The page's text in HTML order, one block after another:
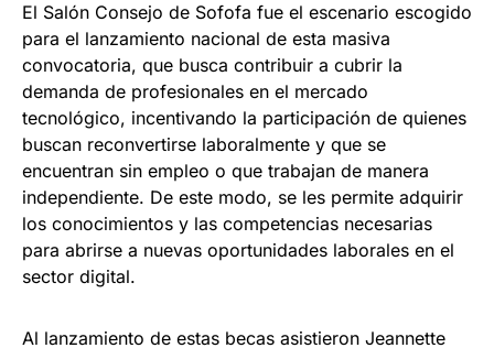
El Salón Consejo de Sofofa fue el escenario escogido
para el lanzamiento nacional de esta masiva
convocatoria, que busca contribuir a cubrir la
demanda de profesionales en el mercado
tecnológico, incentivando la participación de quienes
buscan reconvertirse laboralmente y que se
encuentran sin empleo o que trabajan de manera
independiente. De este modo, se les permite adquirir
los conocimientos y las competencias necesarias
para abrirse a nuevas oportunidades laborales en el
sector digital.
Al lanzamiento de estas becas asistieron Jeannette